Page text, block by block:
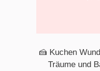
🍰 Kuchen
Träume und